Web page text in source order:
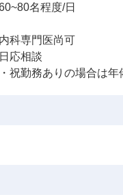
名程度/日
科専門医尚可
応相談
祝勤務ありの場合は年